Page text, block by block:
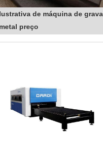
de máquina de
preço